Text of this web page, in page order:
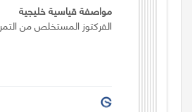
مواصفة قياسية خليجية
الفركتوز المستخلص من التمر